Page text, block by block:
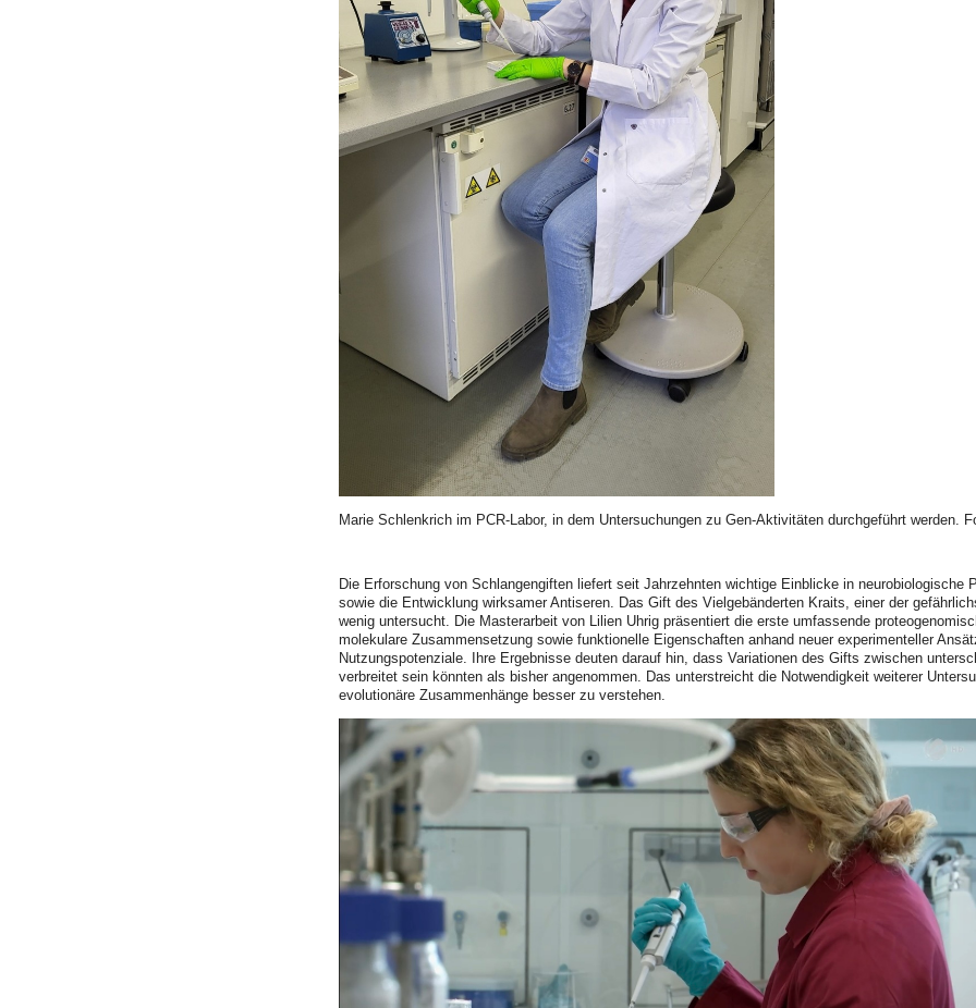
Marie Schlenkrich im PCR-Labor, in dem Untersuchungen zu Gen-Aktivitäten durchgeführt werden.
Die Erforschung von Schlangengiften liefert seit Jahrzehnten wichtige Einblicke in neurobiologische
sowie die Entwicklung wirksamer Antiseren. Das Gift des Vielgebänderten Kraits, einer der
wenig untersucht. Die Masterarbeit von Lilien Uhrig präsentiert die erste umfassende
molekulare Zusammensetzung sowie funktionelle Eigenschaften anhand neuer experimenteller
Nutzungspotenziale. Ihre Ergebnisse deuten darauf hin, dass Variationen des Gifts zwischen
verbreitet sein könnten als bisher angenommen. Das unterstreicht die Notwendigkeit weiterer
evolutionäre Zusammenhänge besser zu verstehen.